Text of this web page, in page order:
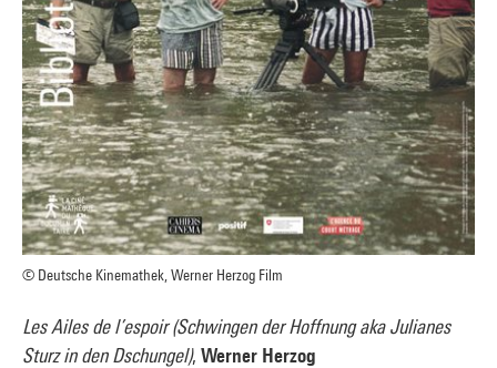
© Deutsche Kinemathek, Werner Herzog Film
Les Ailes de l’espoir (Schwingen der Hoffnung aka Julianes
Sturz in den Dschungel), Werner Herzog